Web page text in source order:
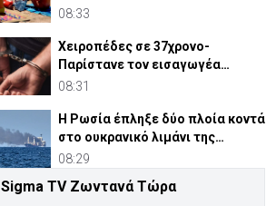
ηλιοθεραπεία
08:33
Χειροπέδες σε 37χρονο-
Παρίστανε τον εισαγωγέα
αυτοκινήτων και άρπαξε
08:31
Η Ρωσία έπληξε δύο πλοία κοντά
στο ουκρανικό λιμάνι της
Οδησσού
08:29
Ιράν: Συμφωνήσαμε με Ομάν για
Sigma TV Ζωντανά Τώρα